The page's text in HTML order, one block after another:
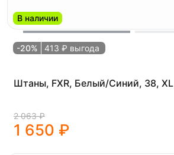
В наличии
-20% 413 ₽ выгода
Штаны, FXR, Белый/Синий, 38, XL
2 063 ₽
1 650 ₽